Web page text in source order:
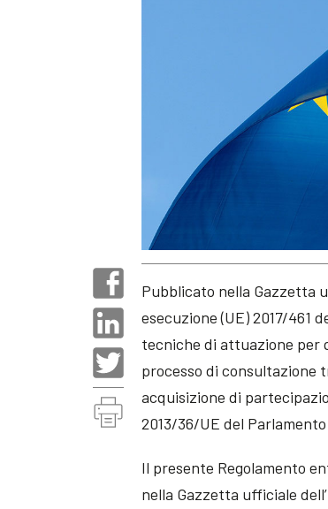
Pubblicato nella Gazzetta
esecuzione (UE) 2017/461
tecniche di attuazione per
processo di consultazione
acquisizione di
2013/36/UE del
Il presente Regolamento
nella Gazzetta ufficiale